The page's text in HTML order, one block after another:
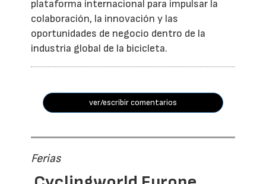
plataforma internacional para impulsar la
colaboración, la innovación y las
oportunidades de negocio dentro de la
industria global de la bicicleta.
ver/escribir comentarios
Ferias